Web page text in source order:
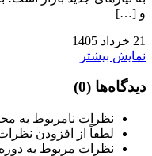
و […]
21 خرداد 1405
نمایش بیشتر
دیدگاه‌ها (0)
نظرات نامربوط به
لطفاً از افزودن
نظرات مربوط به